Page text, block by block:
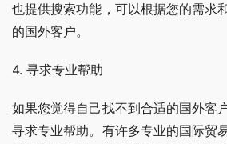
也提供搜索功能，可以根据您的需求
的国外客户。
4. 寻求专业帮助
如果您觉得自己找不到合适的国外客
寻求专业帮助。有许多专业的国际贸